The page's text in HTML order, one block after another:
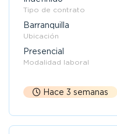
Tipo de contrato
Barranquilla
Ubicación
Presencial
Modalidad laboral
Hace 3 semanas